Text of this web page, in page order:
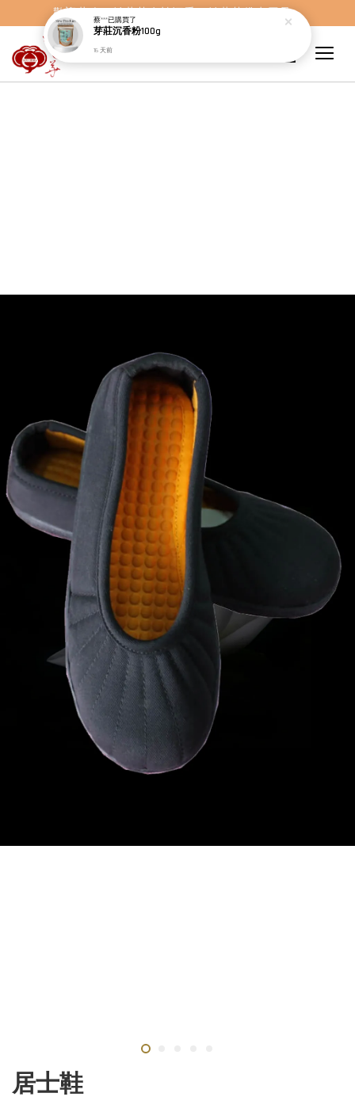
歡迎蒞臨，妙蓮華奇楠沉香，妙蓮華佛事用品。
居士鞋
蔡***已購買了
芽莊沉香粉100g
16 天前